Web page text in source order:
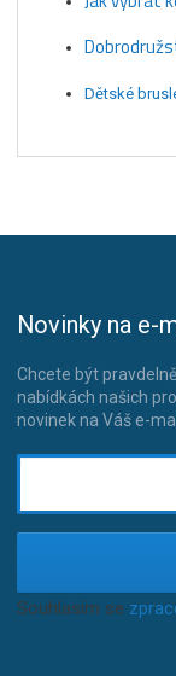
Dětské
Novinky na e-
Chcete být
nabídkách našich
novinek na Váš e-
Souhlasím se